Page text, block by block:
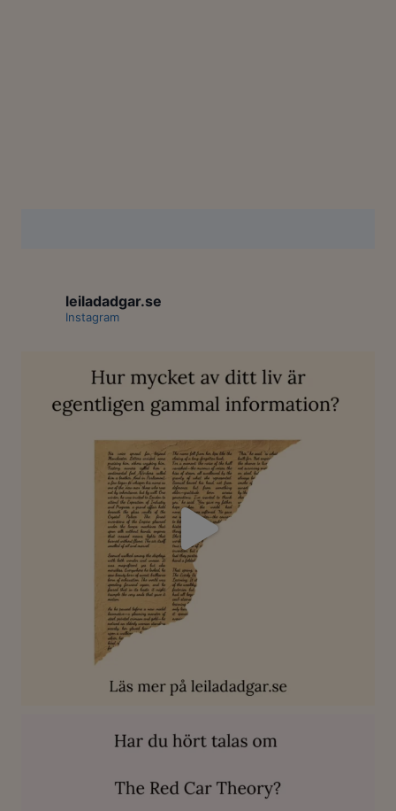
leiladadgar.se
Instagram